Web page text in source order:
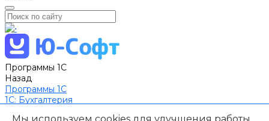
Программы 1С
Назад
Программы 1С
1C: Бухгалтерия